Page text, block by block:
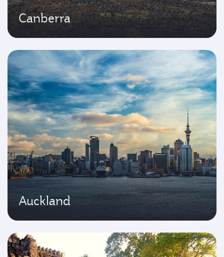
Canberra
Auckland